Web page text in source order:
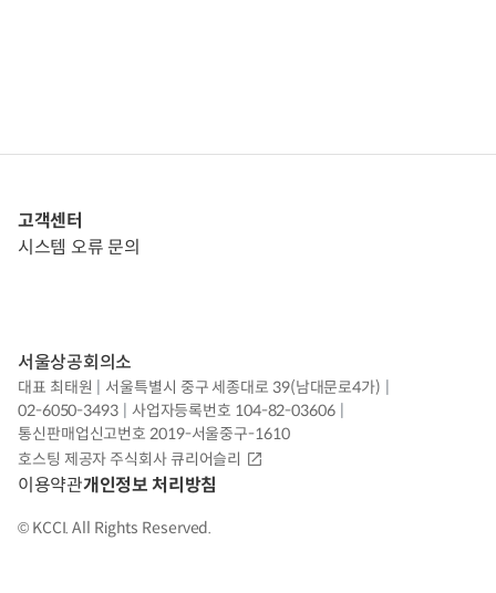
고객센터
시스템 오류 문의
서울상공회의소
대표 최태원 서울특별시 중구 세종대로 39(남대문로4가)
02-6050-3493
사업자등록번호 104-82-03606
통신판매업신고번호 2019-서울중구-1610
호스팅 제공자 주식회사 큐리어슬리
이용약관개인정보 처리방침
© KCCI. All Rights Reserved.